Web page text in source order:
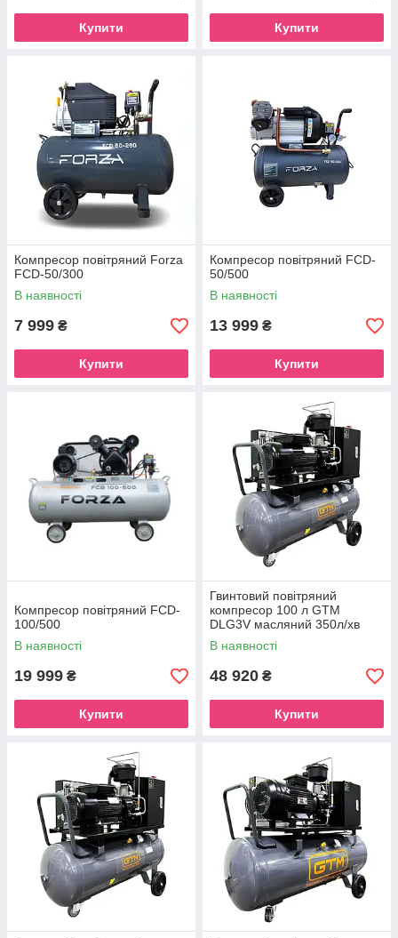
Купити Купити
Компресор повітряний Forza
FCD-50/300
В наявності
7 999 ₴
Купити
Компресор повітряний FCD-
50/500
В наявності
13 999 ₴
Купити
Компресор повітряний FCD-
100/500
В наявності
19 999 ₴
Купити
Гвинтовий повітряний
компресор 100 л GTM
DLG3V масляний 350л/хв
8бар 220В
В наявності
48 920 ₴
Купити